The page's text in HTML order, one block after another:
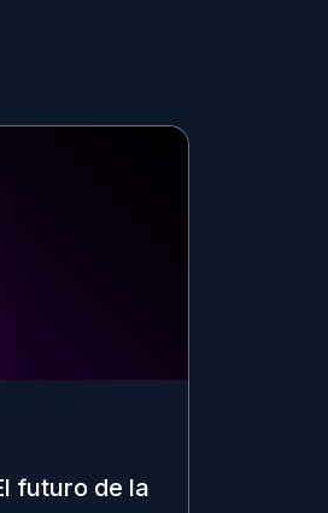
futuro de la